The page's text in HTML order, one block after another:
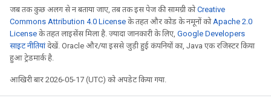
जब तक कुछ अलग से न बताया जाए, तब तक इस पेज की सामग्री कोCreative
Commons Attribution 4.0 License के तहत और कोड के नमूनों को Apache 2.0
License के तहत लाइसेंस मिला है. ज़्यादा जानकारी के लिए, Google Developers
साइट नीतियांदेखें. Oracle और/या इससे जुड़ी हुई कंपनियों का, Java एक रजिस्टर किया
हुआ ट्रेडमार्क है.
आखिरी बार 2026-05-17 (UTC) को अपडेट किया गया.